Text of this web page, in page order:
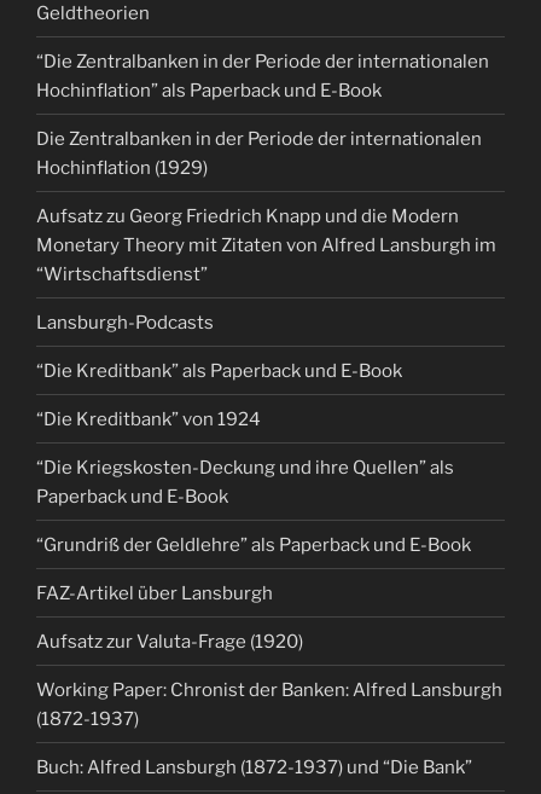
Geldtheorien
“Die Zentralbanken in der Periode der internationalen
Hochinflation” als Paperback und E-Book
Die Zentralbanken in der Periode der internationalen
Hochinflation (1929)
Aufsatz zu Georg Friedrich Knapp und die Modern
Monetary Theory mit Zitaten von Alfred Lansburgh im
“Wirtschaftsdienst”
Lansburgh-Podcasts
“Die Kreditbank” als Paperback und E-Book
“Die Kreditbank” von 1924
“Die Kriegskosten-Deckung und ihre Quellen” als
Paperback und E-Book
“Grundriß der Geldlehre” als Paperback und E-Book
FAZ-Artikel über Lansburgh
Aufsatz zur Valuta-Frage (1920)
Working Paper: Chronist der Banken: Alfred Lansburgh
(1872-1937)
Buch: Alfred Lansburgh (1872-1937) und “Die Bank”